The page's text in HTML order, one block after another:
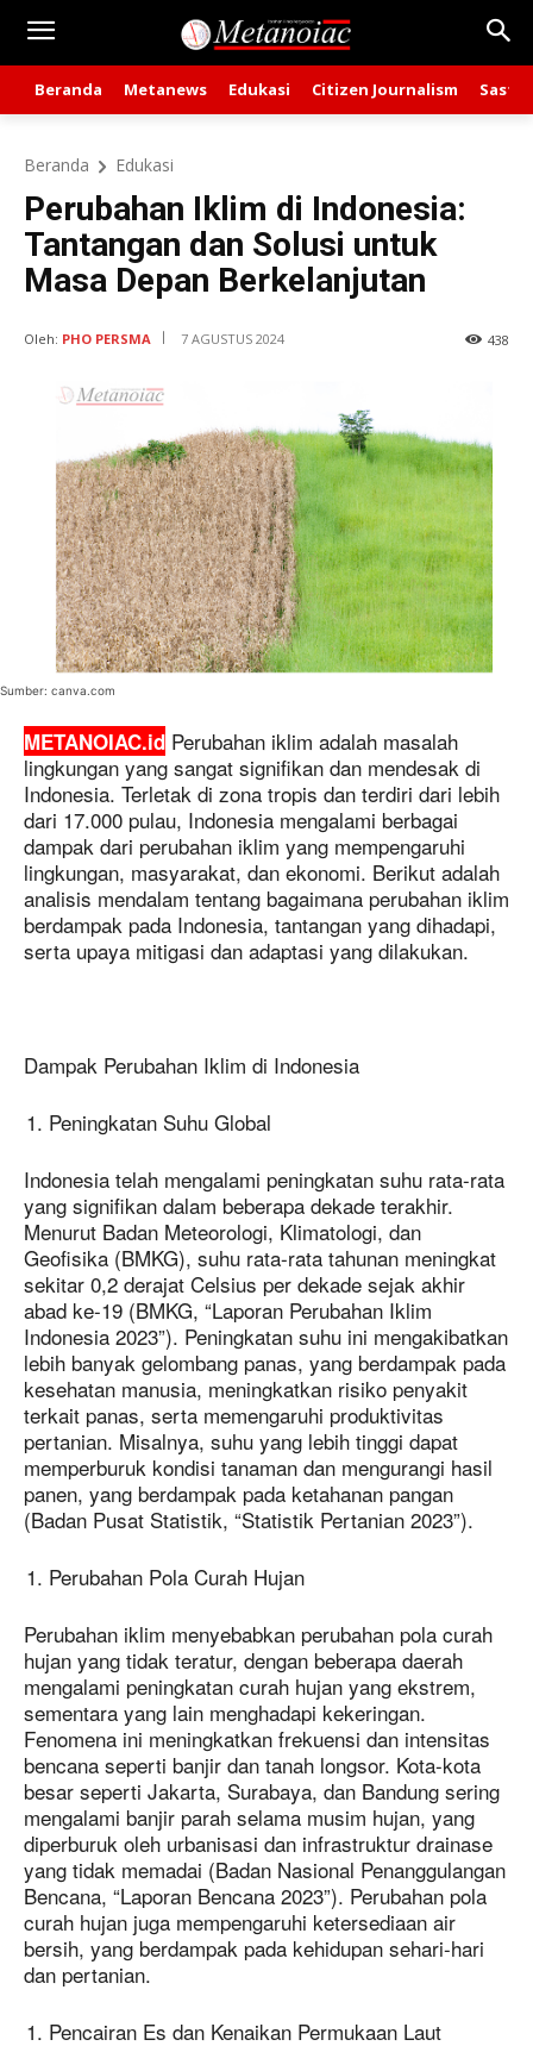
Beranda Metanews Edukasi Citizen Journalism Sastra
Beranda Edukasi
Perubahan Iklim di Indonesia:
Tantangan dan Solusi untuk
Masa Depan Berkelanjutan
438
Oleh: PHO PERSMA 7 AGUSTUS 2024
Sumber: canva.com
METANOIAC.id Perubahan iklim adalah masalah
lingkungan yang sangat signifikan dan mendesak di
Indonesia. Terletak di zona tropis dan terdiri dari lebih
dari 17.000 pulau, Indonesia mengalami berbagai
dampak dari perubahan iklim yang mempengaruhi
lingkungan, masyarakat, dan ekonomi. Berikut adalah
analisis mendalam tentang bagaimana perubahan iklim
berdampak pada Indonesia, tantangan yang dihadapi,
serta upaya mitigasi dan adaptasi yang dilakukan.
Dampak Perubahan Iklim di Indonesia
Peningkatan Suhu Global
Indonesia telah mengalami peningkatan suhu rata-rata
yang signifikan dalam beberapa dekade terakhir.
Menurut Badan Meteorologi, Klimatologi, dan
Geofisika (BMKG), suhu rata-rata tahunan meningkat
sekitar 0,2 derajat Celsius per dekade sejak akhir
abad ke-19 (BMKG, “Laporan Perubahan Iklim
Indonesia 2023”). Peningkatan suhu ini mengakibatkan
lebih banyak gelombang panas, yang berdampak pada
kesehatan manusia, meningkatkan risiko penyakit
terkait panas, serta memengaruhi produktivitas
pertanian. Misalnya, suhu yang lebih tinggi dapat
memperburuk kondisi tanaman dan mengurangi hasil
panen, yang berdampak pada ketahanan pangan
(Badan Pusat Statistik, “Statistik Pertanian 2023”).
Perubahan Pola Curah Hujan
Perubahan iklim menyebabkan perubahan pola curah
hujan yang tidak teratur, dengan beberapa daerah
mengalami peningkatan curah hujan yang ekstrem,
sementara yang lain menghadapi kekeringan.
Fenomena ini meningkatkan frekuensi dan intensitas
bencana seperti banjir dan tanah longsor. Kota-kota
besar seperti Jakarta, Surabaya, dan Bandung sering
mengalami banjir parah selama musim hujan, yang
diperburuk oleh urbanisasi dan infrastruktur drainase
yang tidak memadai (Badan Nasional Penanggulangan
Bencana, “Laporan Bencana 2023”). Perubahan pola
curah hujan juga mempengaruhi ketersediaan air
bersih, yang berdampak pada kehidupan sehari-hari
dan pertanian.
Pencairan Es dan Kenaikan Permukaan Laut